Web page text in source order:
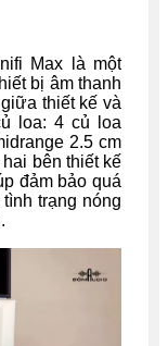
Max là một
bị âm thanh
thiết kế và
loa: 4 củ loa
2.5 cm
bên thiết kế
đảm bảo quá
trạng nóng